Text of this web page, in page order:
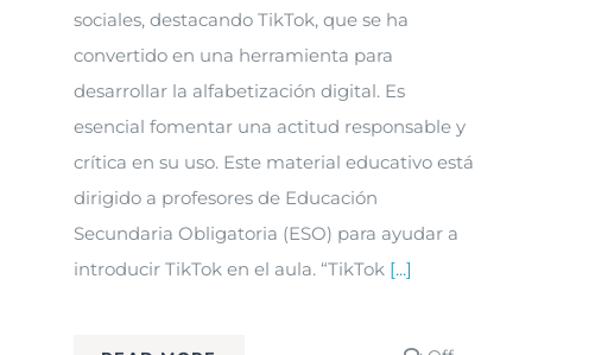
sociales, destacando TikTok, que se ha
convertido en una herramienta para
desarrollar la alfabetización digital. Es
esencial fomentar una actitud responsable y
crítica en su uso. Este material educativo está
dirigido a profesores de Educación
Secundaria Obligatoria (ESO) para ayudar a
introducir TikTok en el aula. “TikTok[...]